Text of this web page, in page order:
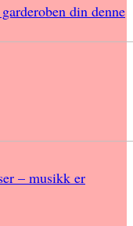
din denne
– musikk er